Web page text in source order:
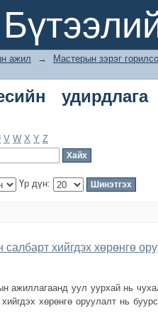
удирдлага
ажил → Мастерын зэрэг
V W X Y Z
Үр дүн:
хийгдэх хөрөнгө
ажиллагаанд уул уурхай нь
хөрөнгө оруулалт нь